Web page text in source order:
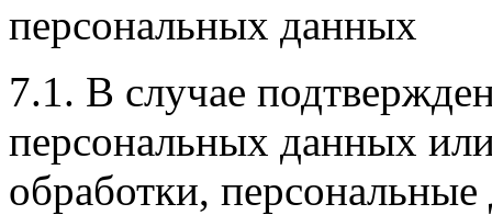
персональных данных
7.1. В случае
персональных данных
обработки,